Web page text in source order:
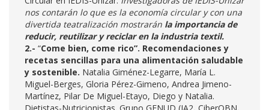
nos contarán lo que es la economía circular y con una
divertida teatralización mostrarán la importancia de
reducir, reutilizar y reciclar en la industria textil.
2.- “Come bien, come rico”. Recomendaciones y
recetas sencillas para una alimentación saludable
y sostenible. Natalia Giménez-Legarre, María L.
Miguel-Berges, Gloria Pérez-Gimeno, Andrea Jimeno-
Martínez, Pilar De Miguel-Etayo, Diego y Natalia.